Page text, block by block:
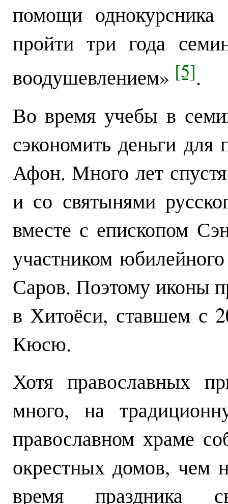
помощи
пройти три года
воодушевлением» [5].
Во время учебы в
сэкономить деньги
Афон. Много лет
и со святынями
вместе с епископом
участником
Саров. Поэтому иконы
в Хитоёси, ставшем с
Кюсю.
Хотя православных
много, на
православном храме
окрестных домов, чем
время праздника